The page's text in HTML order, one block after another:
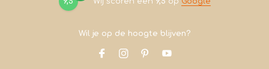
Wil je op de hoogte blijven?